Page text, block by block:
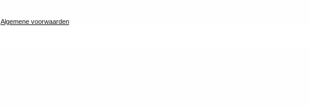
Algemene voorwaarden